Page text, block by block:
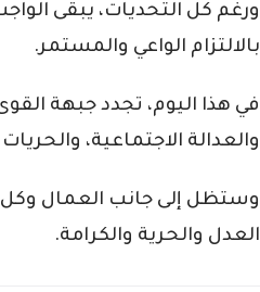
ورغم كل التحديات، يبقى
بالالتزام الواعي والمستمر.
في هذا اليوم، تجدد جبهة
والعدالة الاجتماعية،
وستظل إلى جانب العمال وكل
العدل والحرية والكرامة.